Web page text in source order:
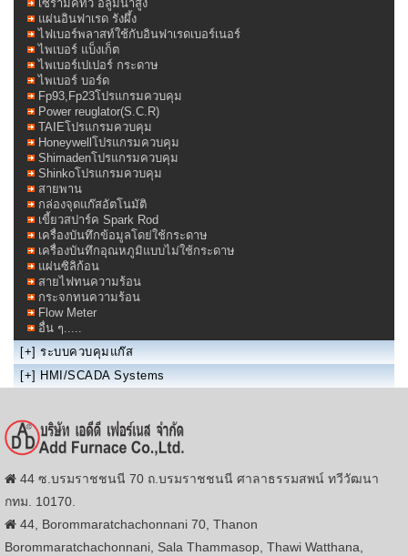
เซรามิคทิ้ว อลูมิน่าสูง
แผ่นอินฟาเรด รังผึ้ง
ไฟเบอร์พลาสท์ใช้กับอินฟาเรดเบอร์เนอร์
ไพเบอร์ แบ็งเก็ต
ไพเบอร์เปเปอร์ กระดาษ
ไพเบอร์ บอร์ด
Fp93,Fp23โปรแกรมควบคุม
Power reuglator(S.C.R)
TAIEโปรแกรมควบคุม
Honeywellโปรแกรมควบคุม
Shimadenโปรแกรมควบคุม
Shinkoโปรแกรมควบคุม
สายพาน
กล่องจุดแก๊สอัตโนมัติ
เขี้ยวสปาร์ค Spark Rod
เครื่องบันทึกข้อมูลโดย่ใช้กระดาษ
เครื่องบันทึกอุณหภูมิแบบไม่ใช้กระดาษ
แผ่นซิลิก้อน
สายไฟทนความร้อน
กระจกทนความร้อน
Flow Meter
อื่น ๆ.....
[+] ระบบควบคุมแก๊ส
[+] HMI/SCADA Systems
44 ซ.บรมราชชนนี 70 ถ.บรมราชชนนี ศาลาธรรมสพน์ ทวีวัฒนา
กทม. 10170.
44, Borommaratchachonnani 70, Thanon
Borommaratchachonnani, Sala Thammasop, Thawi Watthana,